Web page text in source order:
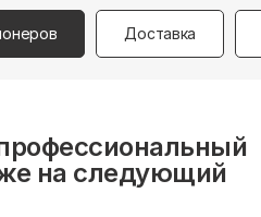
Доставка
на следующий